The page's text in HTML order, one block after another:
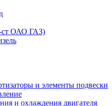
ОАО ГАЗ)
и элементы подвески
и охлаждения двигателя